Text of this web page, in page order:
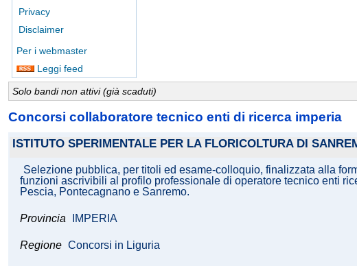
Privacy
Disclaimer
Per i webmaster
Leggi feed
Solo bandi non attivi (già scaduti)
Concorsi collaboratore tecnico enti di ricerca imperia
ISTITUTO SPERIMENTALE PER LA FLORICOLTURA DI
Selezione pubblica, per titoli ed esame-colloquio, finalizzata alla
funzioni ascrivibili al profilo professionale di operatore tecnico enti
Pescia, Pontecagnano e Sanremo.
Provincia IMPERIA
Regione Concorsi in Liguria